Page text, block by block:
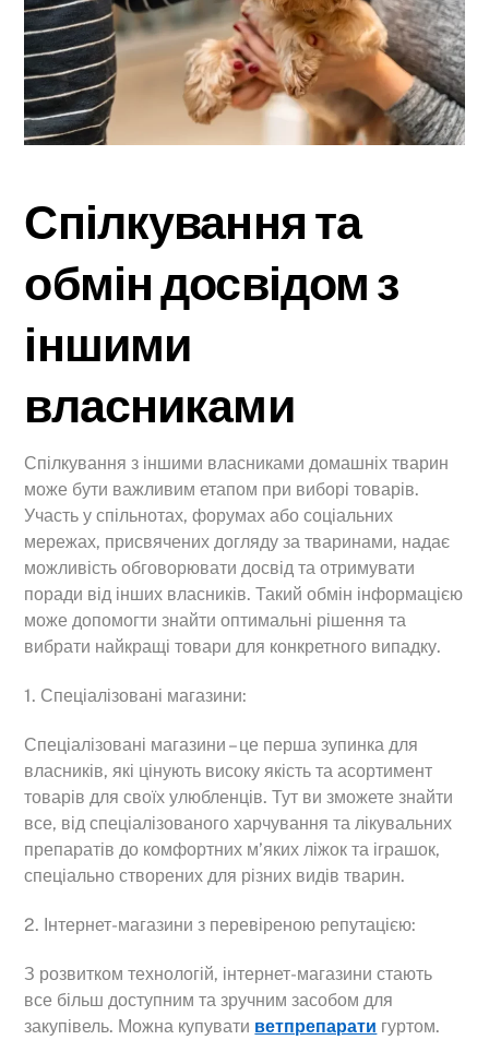
Спілкування та
обмін досвідом з
іншими
власниками
Спілкування з іншими власниками домашніх тварин
може бути важливим етапом при виборі товарів.
Участь у спільнотах, форумах або соціальних
мережах, присвячених догляду за тваринами, надає
можливість обговорювати досвід та отримувати
поради від інших власників. Такий обмін інформацією
може допомогти знайти оптимальні рішення та
вибрати найкращі товари для конкретного випадку.
1. Спеціалізовані магазини:
Спеціалізовані магазини – це перша зупинка для
власників, які цінують високу якість та асортимент
товарів для своїх улюбленців. Тут ви зможете знайти
все, від спеціалізованого харчування та лікувальних
препаратів до комфортних м’яких ліжок та іграшок,
спеціально створених для різних видів тварин.
2. Інтернет-магазини з перевіреною репутацією:
З розвитком технологій, інтернет-магазини стають
все більш доступним та зручним засобом для
закупівель. Можна купувати ветпрепарати гуртом.